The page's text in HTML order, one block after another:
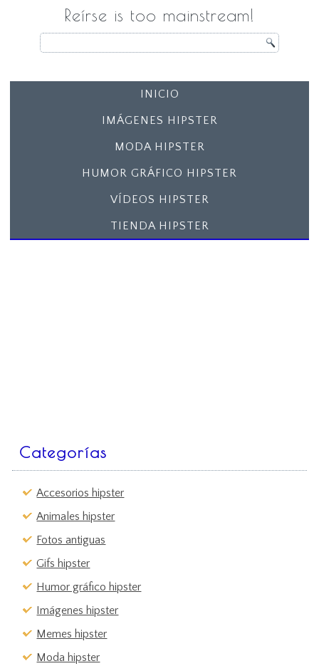
Reírse is too mainstream!
INICIO
IMÁGENES HIPSTER
MODA HIPSTER
HUMOR GRÁFICO HIPSTER
VÍDEOS HIPSTER
TIENDA HIPSTER
Categorías
Accesorios hipster
Animales hipster
Fotos antiguas
Gifs hipster
Humor gráfico hipster
Imágenes hipster
Memes hipster
Moda hipster